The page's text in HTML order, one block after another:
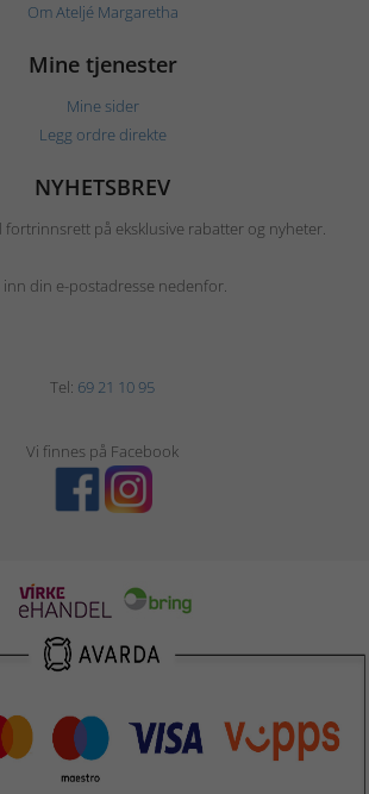
Om Ateljé Margaretha
Mine tjenester
Mine sider
Legg ordre direkte
NYHETSBREV
fortrinnsrett på eksklusive rabatter og nyheter.
inn din e-postadresse nedenfor.
Tel: 69 21 10 95
Vi finnes på Facebook